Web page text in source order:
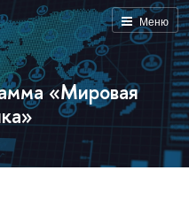
Меню
«Мировая